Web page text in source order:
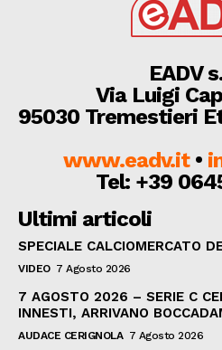
EADV
Via Luigi
95030 Tremestieri
www.eadv.it•
Tel: +39
Ultimi articoli
SPECIALE CALCIOMERCATO
VIDEO 7 Agosto 2026
7 AGOSTO 2026 – SERIE C
INNESTI, ARRIVANO
AUDACE CERIGNOLA 7 Agosto 2026